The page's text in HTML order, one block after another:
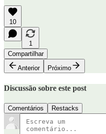
10
1
Compartilhar
Anterior
Próximo
Discussão sobre este post
Comentários Restacks